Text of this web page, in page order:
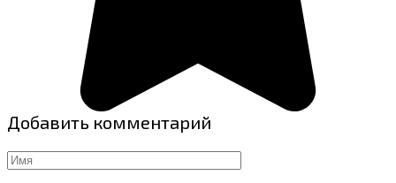
Добавить комментарий
Имя